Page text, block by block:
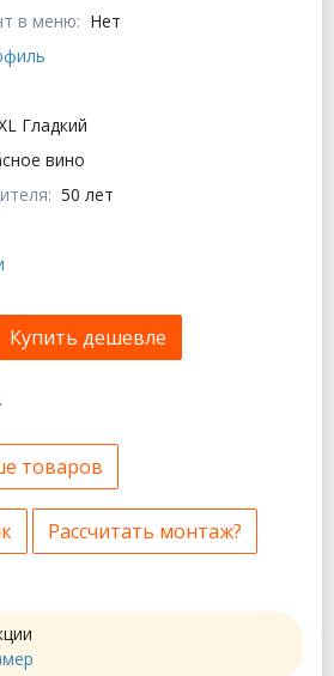
в меню: Нет
Гладкий
вино
50 лет
Купить дешевле
товаров
Рассчитать монтаж?